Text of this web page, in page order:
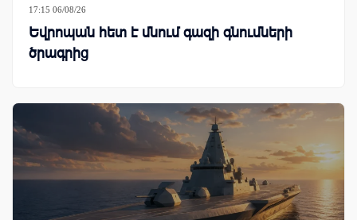
17:15 06/08/26
Եվրոպան հետ է մնում գազի գնումների
ծրագրից